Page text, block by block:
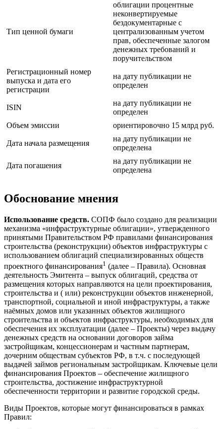
Тип ценной бумаги
облигации процентные
неконвертируемые
бездокументарные с
централизованным учетом
прав, обеспеченные залогом
денежных требований и
поручительством
Регистрационный номер
выпуска и дата его
регистрации
на дату публикации не
определен
ISIN
на дату публикации не
определен
Объем эмиссии
ориентировочно 15 млрд руб.
Дата начала размещения
на дату публикации не
определена
Дата погашения
на дату публикации не
определена
Обоснование мнения
Использование средств. СОПФ было создано для реализации
механизма «инфраструктурные облигации», утвержденного
принятыми Правительством РФ правилами финансирования
строительства (реконструкции) объектов инфраструктуры с
использованием облигаций специализированных обществ
проектного финансирования1 (далее – Правила). Основная
деятельность Эмитента – выпуск облигаций, средства от
размещения которых направляются на цели проектирования,
строительства и ( или) реконструкции объектов инженерной,
транспортной, социальной и иной инфраструктуры, а также
наёмных домов или указанных объектов жилищного
строительства и объектов инфраструктуры, необходимых для
обеспечения их эксплуатации (далее – Проекты) через выдачу
денежных средств на основании договоров займа
застройщикам, концессионерам и частным партнерам,
дочерним обществам субъектов РФ, в т.ч. с последующей
выдачей займов региональным застройщикам. Ключевые цели
финансирования Проектов – обеспечение жилищного
строительства, достижение инфраструктурной
обеспеченности территории и развитие городской среды.
Виды Проектов, которые могут финансироваться в рамках
Правил: